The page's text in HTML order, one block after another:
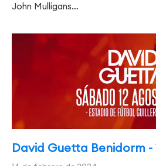
John Mulligans…
David Guetta Benidorm -